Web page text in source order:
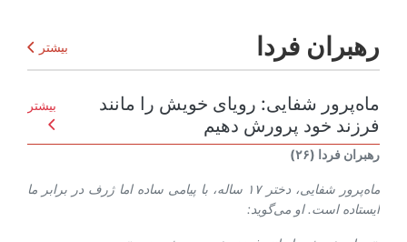
رهبران فردا بیشتر
ماه‌پرور شفایی: رویای خویش را مانند
فرزند خود پرورش دهیم
بیشتر
رهبران فردا (۲۶)
ماه‌پرور شفایی، دختر ۱۷ ساله، با پیامی ساده اما ژرف در برابر ما
ایستاده است. او می‌گوید: